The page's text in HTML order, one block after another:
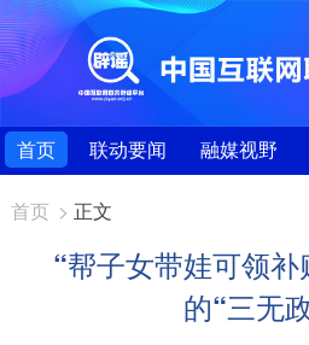
首页 联动要闻 融媒视野
首页 > 正文
“帮子女带娃可领
的“三无